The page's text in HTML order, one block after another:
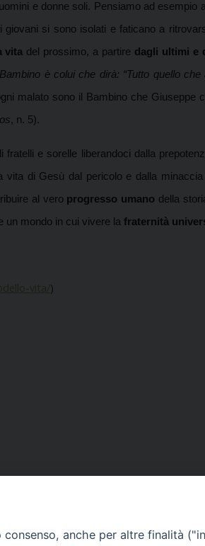
e donne soli. Pensiamo ad esempio
si sono isolati e faticano a
vita del prossimo, a partire dagli ultimi e
è colui che dirà: “Tutto quello
malato sono il Bambino che Giuseppe
, n. 5).
e sorelle liberandoci dalla
vita di Gesù dal pericolo e dalla
al vero progresso umano della
un mondo in cui vivere la fraternità
vita/ )
anche per altre finalità